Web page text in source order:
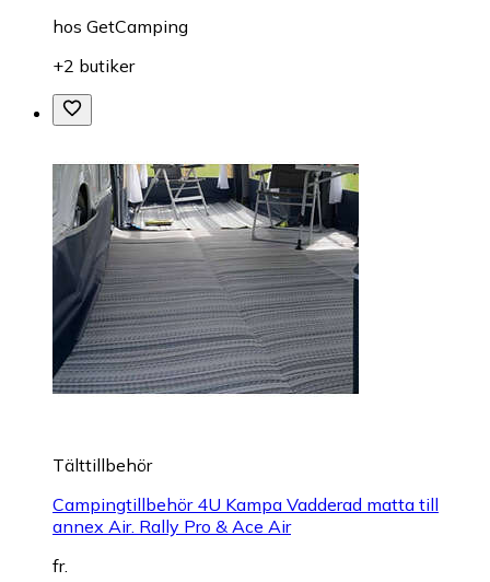
hos GetCamping
+2 butiker
Tälttillbehör
Campingtillbehör 4U Kampa Vadderad matta till
annex Air. Rally Pro & Ace Air
fr.